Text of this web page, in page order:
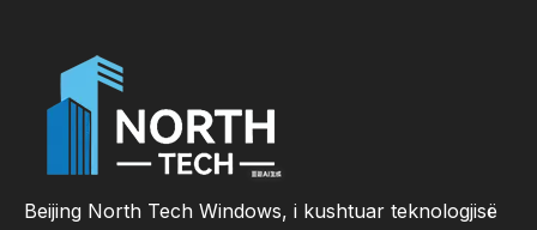
Beijing North Tech Windows, i kushtuar teknologjisë